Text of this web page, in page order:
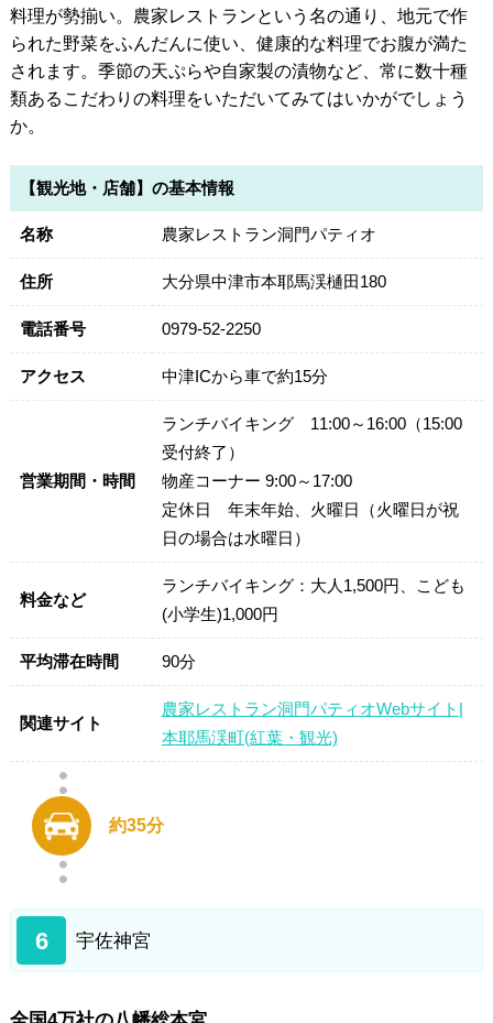
料理が勢揃い。農家レストランという名の通り、地元で作
られた野菜をふんだんに使い、健康的な料理でお腹が満た
されます。季節の天ぷらや自家製の漬物など、常に数十種
類あるこだわりの料理をいただいてみてはいかがでしょう
か。
【観光地・店舗】の基本情報
名称 農家レストラン洞門パティオ
住所 大分県中津市本耶馬渓樋田180
電話番号 0979-52-2250
アクセス 中津ICから車で約15分
営業期間・時間
ランチバイキング 11:00～16:00（15:00
受付終了）
物産コーナー 9:00～17:00
定休日 年末年始、火曜日（火曜日が祝
日の場合は水曜日）
料金など
ランチバイキング：大人1,500円、こども
(小学生)1,000円
平均滞在時間 90分
関連サイト
農家レストラン洞門パティオWebサイト|
本耶馬渓町(紅葉・観光)
約35分
6 宇佐神宮